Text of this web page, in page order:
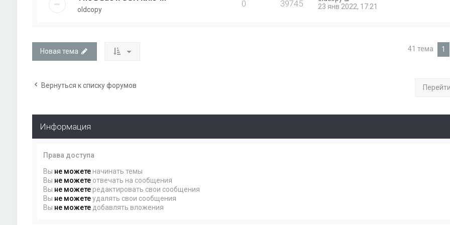
oldcopy
0 39745
23 янв 2022, 17:21
Новая тема 41 тема 1
Вернуться к списку форумов Перейти
Информация
Права доступа
Вы не можетеначинать темы
Вы не можетеотвечать на сообщения
Вы не можетередактировать свои сообщения
Вы не можетеудалять свои сообщения
Вы не можетедобавлять вложения